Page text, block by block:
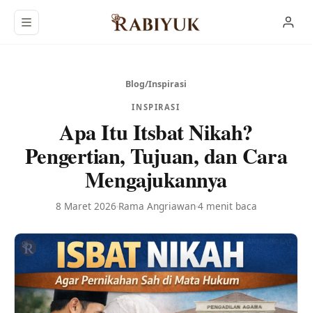
Langsung ke konten utama
Blog/Inspirasi
INSPIRASI
Apa Itu Itsbat Nikah?
Pengertian, Tujuan, dan Cara
Mengajukannya
8 Maret 2026 Rama Angriawan4 menit baca